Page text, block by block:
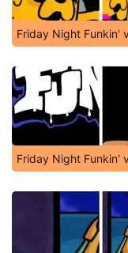
Friday Night Funkin'
Friday Night Funkin'